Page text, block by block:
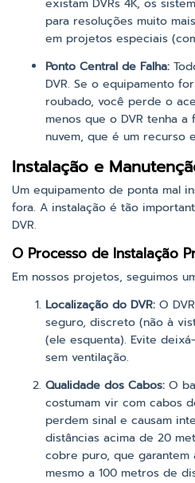
existam DVRs 4K, os
para resoluções muito
em projetos especiais
Ponto Central de Falha:
DVR. Se o equipamento
roubado, você perde o
menos que o DVR tenha
nuvem, que é um recurso
Instalação e
Um equipamento de ponta mal
fora. A instalação é tão
DVR.
O Processo de Instalação
Em nossos projetos, seguimos
Localização do DVR: O
seguro, discreto (não à
(ele esquenta). Evite
sem ventilação.
Qualidade dos Cabos: O
costumam vir com cabos
perdem sinal e causam
distâncias acima de 20
cobre puro, que garantem
mesmo a 100 metros de